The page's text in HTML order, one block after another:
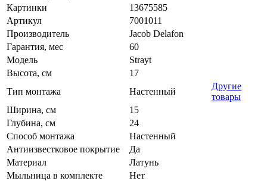
Картинки
13675585
Артикул
7001011
Производитель
Jacob Delafon
Гарантия, мес
60
Модель
Strayt
Высота, см
17
Тип монтажа
Настенный
Другие
товары
Ширина, см
15
Глубина, см
24
Способ монтажа
Настенный
Антиизвестковое покрытие
Да
Материал
Латунь
Мыльница в комплекте
Нет